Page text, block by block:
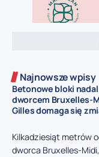
Najnowsze wpisy
Betonowe bloki
dworcem Bruxelles-
Gilles domaga się
Kilkadziesiąt metrów
dworca Bruxelles-